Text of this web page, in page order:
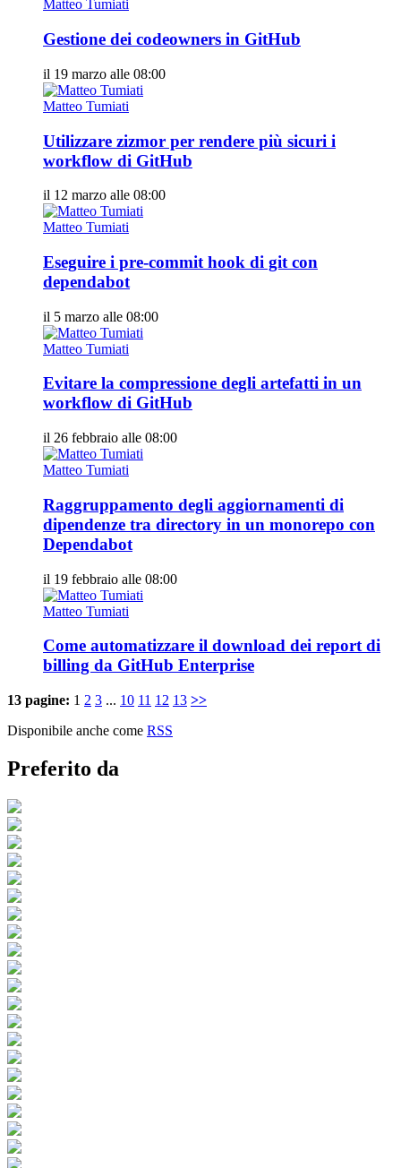
Matteo Tumiati
Gestione dei codeowners in GitHub
il 19 marzo alle 08:00
Matteo Tumiati
Utilizzare zizmor per rendere più sicuri i
workflow di GitHub
il 12 marzo alle 08:00
Matteo Tumiati
Eseguire i pre-commit hook di git con
dependabot
il 5 marzo alle 08:00
Matteo Tumiati
Evitare la compressione degli artefatti in un
workflow di GitHub
il 26 febbraio alle 08:00
Matteo Tumiati
Raggruppamento degli aggiornamenti di
dipendenze tra directory in un monorepo con
Dependabot
il 19 febbraio alle 08:00
Matteo Tumiati
Come automatizzare il download dei report di
billing da GitHub Enterprise
13 pagine: 1 2 3 ... 10 11 12 13 >>
Disponibile anche come RSS
Preferito da